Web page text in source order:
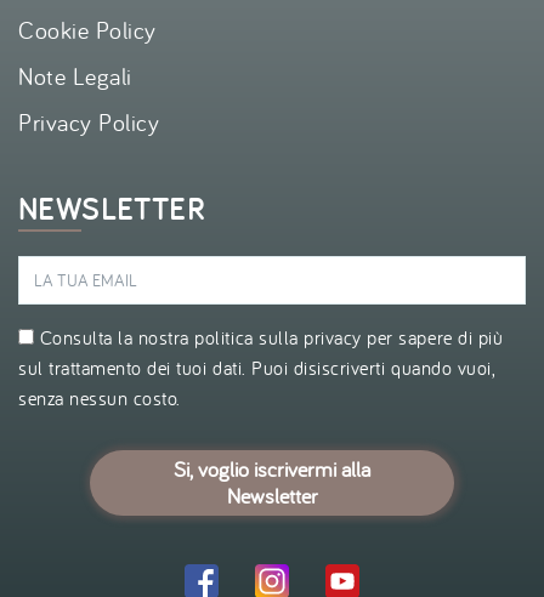
Cookie Policy
Note Legali
Privacy Policy
NEWSLETTER
Consulta la nostra politica sulla privacy per sapere di più
sul trattamento dei tuoi dati. Puoi disiscriverti quando vuoi,
senza nessun costo.
Si, voglio iscrivermi alla
Newsletter